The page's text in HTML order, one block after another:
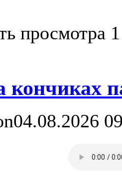
просмотра
кончиках
04.08.2026